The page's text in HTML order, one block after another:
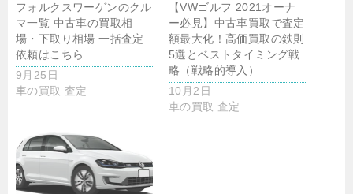
フォルクスワーゲンのクル
マ一覧 中古車の買取相
場・下取り相場 一括査定
依頼はこちら
9月25日
車の買取 査定
【VWゴルフ 2021オーナ
ー必見】中古車買取で査定
額最大化！高価買取の鉄則
5選とベストタイミング戦
略（戦略的導入）
10月2日
車の買取 査定